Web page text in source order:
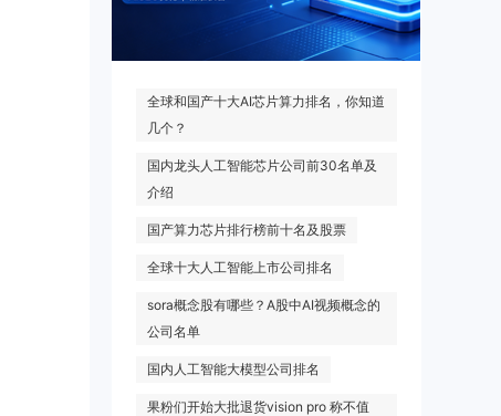
全球和国产十大AI芯片算力排名，你知道
几个？
国内龙头人工智能芯片公司前30名单及
介绍
国产算力芯片排行榜前十名及股票
全球十大人工智能上市公司排名
sora概念股有哪些？A股中AI视频概念的
公司名单
国内人工智能大模型公司排名
果粉们开始大批退货vision pro 称不值